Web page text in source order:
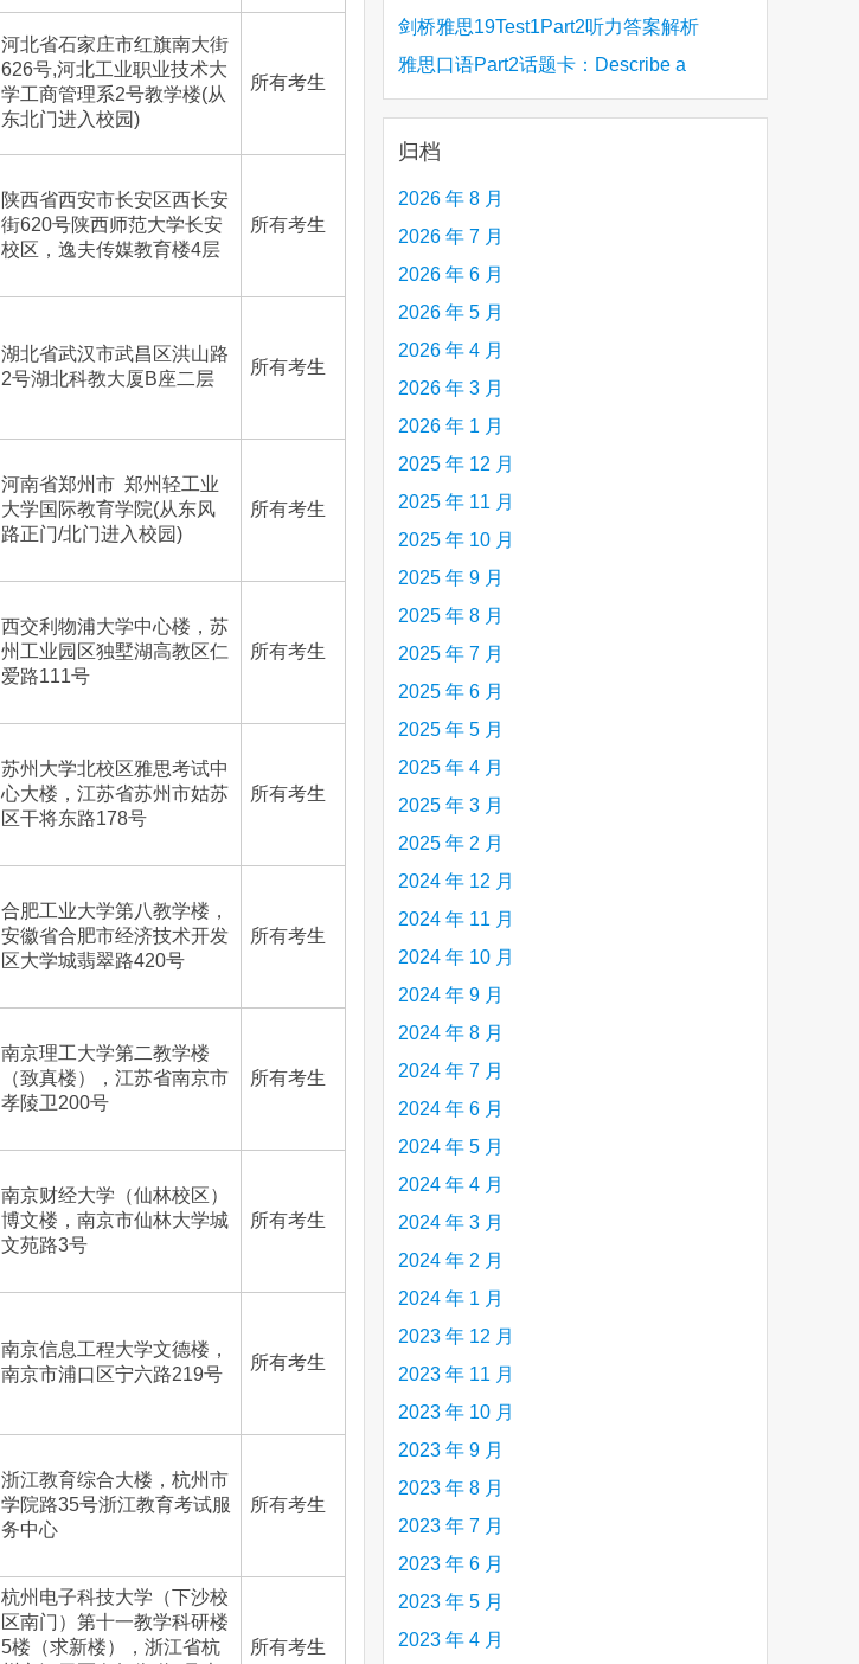
河北省石家庄市红旗南大街
626号,河北工业职业技术大
学工商管理系2号教学楼(从
东北门进入校园)
所有考生
陕西省西安市长安区西长安
街620号陕西师范大学长安
校区，逸夫传媒教育楼4层
所有考生
湖北省武汉市武昌区洪山路
2号湖北科教大厦B座二层
所有考生
河南省郑州市 郑州轻工业
大学国际教育学院(从东风
路正门/北门进入校园)
所有考生
西交利物浦大学中心楼，苏
州工业园区独墅湖高教区仁
爱路111号
所有考生
苏州大学北校区雅思考试中
心大楼，江苏省苏州市姑苏
区干将东路178号
所有考生
合肥工业大学第八教学楼，
安徽省合肥市经济技术开发
区大学城翡翠路420号
所有考生
南京理工大学第二教学楼
（致真楼），江苏省南京市
孝陵卫200号
所有考生
南京财经大学（仙林校区）
博文楼，南京市仙林大学城
文苑路3号
所有考生
南京信息工程大学文德楼，
南京市浦口区宁六路219号
所有考生
浙江教育综合大楼，杭州市
学院路35号浙江教育考试服
务中心
所有考生
杭州电子科技大学（下沙校
区南门）第十一教学科研楼
5楼（求新楼），浙江省杭
所有考生
upon us 人工智能语言翻译
Stanthorpe Twinning Association
剑桥雅思19Test1Part2听力答案解析
Stanthorpe Twinning Association
雅思口语Part2话题卡：Describe a
creative person (e.g. an artist, a musician,
etc.) you admire 钦佩的有创造力的人
归档
2026 年 8 月
2026 年 7 月
2026 年 6 月
2026 年 5 月
2026 年 4 月
2026 年 3 月
2026 年 1 月
2025 年 12 月
2025 年 11 月
2025 年 10 月
2025 年 9 月
2025 年 8 月
2025 年 7 月
2025 年 6 月
2025 年 5 月
2025 年 4 月
2025 年 3 月
2025 年 2 月
2024 年 12 月
2024 年 11 月
2024 年 10 月
2024 年 9 月
2024 年 8 月
2024 年 7 月
2024 年 6 月
2024 年 5 月
2024 年 4 月
2024 年 3 月
2024 年 2 月
2024 年 1 月
2023 年 12 月
2023 年 11 月
2023 年 10 月
2023 年 9 月
2023 年 8 月
2023 年 7 月
2023 年 6 月
2023 年 5 月
2023 年 4 月